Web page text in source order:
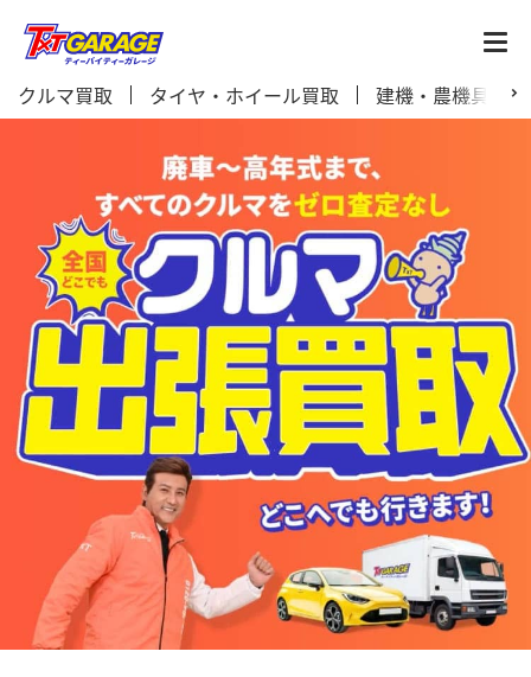
クルマ買取 タイヤ・ホイール買取 建機・農機具買取